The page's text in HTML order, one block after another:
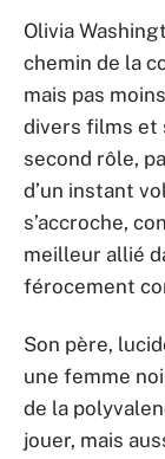
Olivia
chemin de la
mais pas
divers films et
second rôle,
d’un instant
s’accroche,
meilleur allié
férocement
Son père,
une femme
de la
jouer, mais